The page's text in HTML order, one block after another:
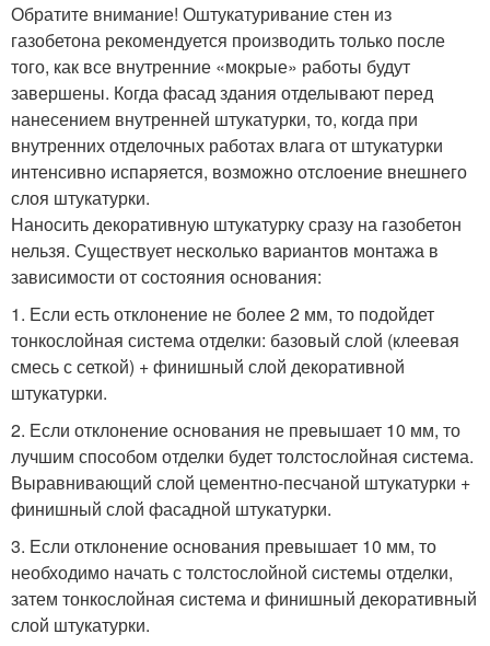
Обратите внимание! Оштукатуривание стен из
газобетона рекомендуется производить только после
того, как все внутренние «мокрые» работы будут
завершены. Когда фасад здания отделывают перед
нанесением внутренней штукатурки, то, когда при
внутренних отделочных работах влага от штукатурки
интенсивно испаряется, возможно отслоение внешнего
слоя штукатурки.
Наносить декоративную штукатурку сразу на газобетон
нельзя. Существует несколько вариантов монтажа в
зависимости от состояния основания:
1. Если есть отклонение не более 2 мм, то подойдет
тонкослойная система отделки: базовый слой (клеевая
смесь с сеткой) + финишный слой декоративной
штукатурки.
2. Если отклонение основания не превышает 10 мм, то
лучшим способом отделки будет толстослойная система.
Выравнивающий слой цементно-песчаной штукатурки +
финишный слой фасадной штукатурки.
3. Если отклонение основания превышает 10 мм, то
необходимо начать с толстослойной системы отделки,
затем тонкослойная система и финишный декоративный
слой штукатурки.